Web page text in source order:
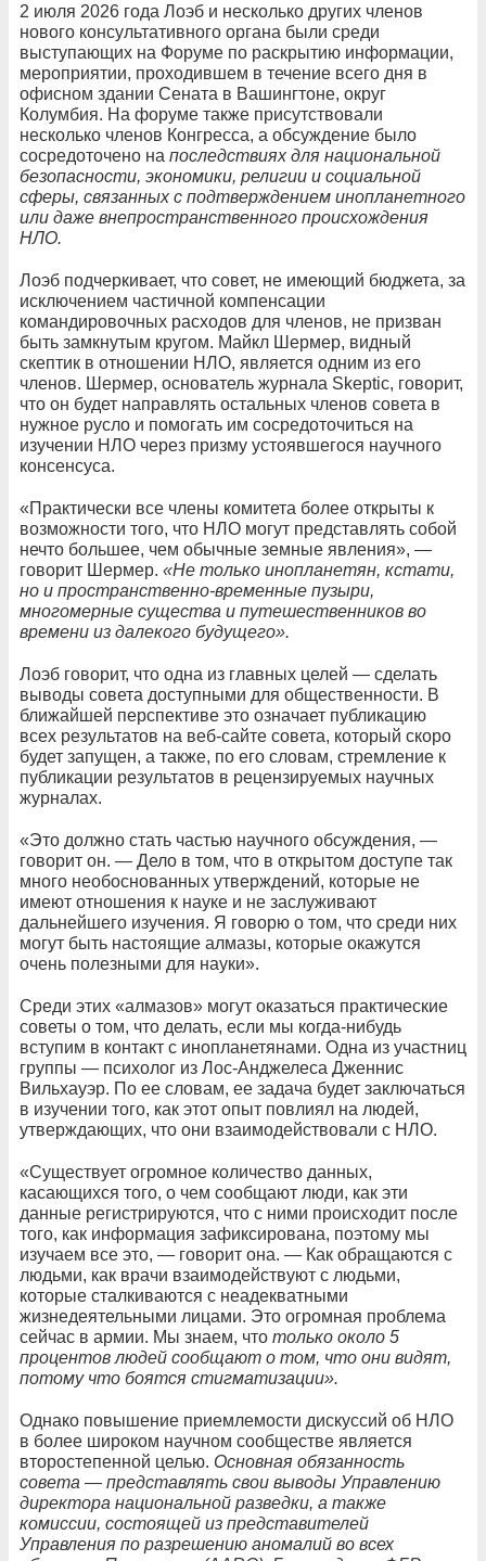
2 июля 2026 года Лоэб и несколько других членов
нового консультативного органа были среди
выступающих на Форуме по раскрытию информации,
мероприятии, проходившем в течение всего дня в
офисном здании Сената в Вашингтоне, округ
Колумбия. На форуме также присутствовали
несколько членов Конгресса, а обсуждение было
сосредоточено на последствиях для национальной
безопасности, экономики, религии и социальной
сферы, связанных с подтверждением инопланетного
или даже внепространственного происхождения
НЛО.
Лоэб подчеркивает, что совет, не имеющий бюджета, за
исключением частичной компенсации
командировочных расходов для членов, не призван
быть замкнутым кругом. Майкл Шермер, видный
скептик в отношении НЛО, является одним из его
членов. Шермер, основатель журнала Skeptic, говорит,
что он будет направлять остальных членов совета в
нужное русло и помогать им сосредоточиться на
изучении НЛО через призму устоявшегося научного
консенсуса.
«Практически все члены комитета более открыты к
возможности того, что НЛО могут представлять собой
нечто большее, чем обычные земные явления», —
говорит Шермер. «Не только инопланетян, кстати,
но и пространственно-временные пузыри,
многомерные существа и путешественников во
времени из далекого будущего».
Лоэб говорит, что одна из главных целей — сделать
выводы совета доступными для общественности. В
ближайшей перспективе это означает публикацию
всех результатов на веб-сайте совета, который скоро
будет запущен, а также, по его словам, стремление к
публикации результатов в рецензируемых научных
журналах.
«Это должно стать частью научного обсуждения, —
говорит он. — Дело в том, что в открытом доступе так
много необоснованных утверждений, которые не
имеют отношения к науке и не заслуживают
дальнейшего изучения. Я говорю о том, что среди них
могут быть настоящие алмазы, которые окажутся
очень полезными для науки».
Среди этих «алмазов» могут оказаться практические
советы о том, что делать, если мы когда-нибудь
вступим в контакт с инопланетянами. Одна из участниц
группы — психолог из Лос-Анджелеса Дженнис
Вильхауэр. По ее словам, ее задача будет заключаться
в изучении того, как этот опыт повлиял на людей,
утверждающих, что они взаимодействовали с НЛО.
«Существует огромное количество данных,
касающихся того, о чем сообщают люди, как эти
данные регистрируются, что с ними происходит после
того, как информация зафиксирована, поэтому мы
изучаем все это, — говорит она. — Как обращаются с
людьми, как врачи взаимодействуют с людьми,
которые сталкиваются с неадекватными
жизнедеятельными лицами. Это огромная проблема
сейчас в армии. Мы знаем, что только около 5
процентов людей сообщают о том, что они видят,
потому что боятся стигматизации».
Однако повышение приемлемости дискуссий об НЛО
в более широком научном сообществе является
второстепенной целью. Основная обязанность
совета — представлять свои выводы Управлению
директора национальной разведки, а также
комиссии, состоящей из представителей
Управления по разрешению аномалий во всех